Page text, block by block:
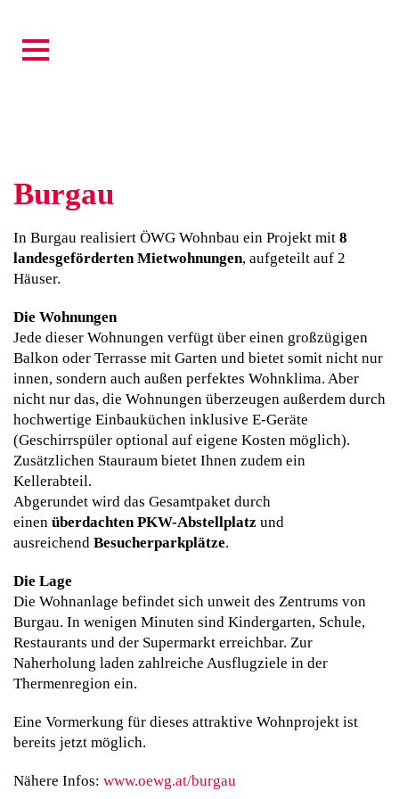
Burgau
In Burgau realisiert ÖWG Wohnbau ein Projekt mit 8
landesgeförderten Mietwohnungen, aufgeteilt auf 2
Häuser.
Die Wohnungen
Jede dieser Wohnungen verfügt über einen großzügigen
Balkon oder Terrasse mit Garten und bietet somit nicht nur
innen, sondern auch außen perfektes Wohnklima. Aber
nicht nur das, die Wohnungen überzeugen außerdem durch
hochwertige Einbauküchen inklusive E-Geräte
(Geschirrspüler optional auf eigene Kosten möglich).
Zusätzlichen Stauraum bietet Ihnen zudem ein
Kellerabteil.
Abgerundet wird das Gesamtpaket durch
einen überdachten PKW-Abstellplatz und
ausreichend Besucherparkplätze.
Die Lage
Die Wohnanlage befindet sich unweit des Zentrums von
Burgau. In wenigen Minuten sind Kindergarten, Schule,
Restaurants und der Supermarkt erreichbar. Zur
Naherholung laden zahlreiche Ausflugziele in der
Thermenregion ein.
Eine Vormerkung für dieses attraktive Wohnprojekt ist
bereits jetzt möglich.
Nähere Infos: www.oewg.at/burgau